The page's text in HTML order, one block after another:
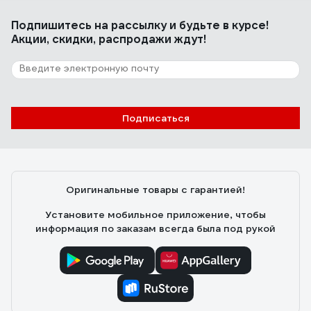
Подпишитесь на рассылкуи будьте в курсе!
Акции, скидки, распродажи ждут!
Подписаться
Оригинальные товары с гарантией!
Установите мобильное приложение, чтобы
информация по заказам всегда была под рукой